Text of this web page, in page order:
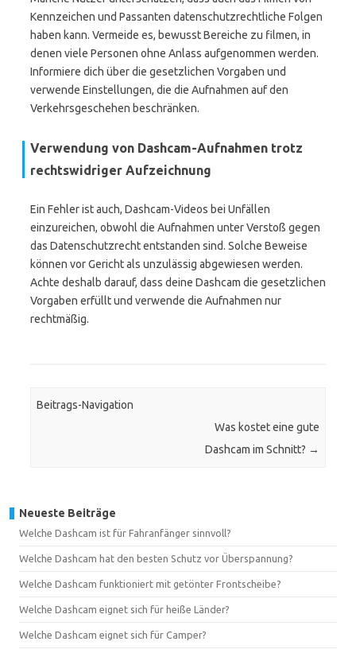
Kennzeichen und Passanten datenschutzrechtliche Folgen
haben kann. Vermeide es, bewusst Bereiche zu filmen, in
denen viele Personen ohne Anlass aufgenommen werden.
Informiere dich über die gesetzlichen Vorgaben und
verwende Einstellungen, die die Aufnahmen auf den
Verkehrsgeschehen beschränken.
Verwendung von Dashcam-Aufnahmen trotz
rechtswidriger Aufzeichnung
Ein Fehler ist auch, Dashcam-Videos bei Unfällen
einzureichen, obwohl die Aufnahmen unter Verstoß gegen
das Datenschutzrecht entstanden sind. Solche Beweise
können vor Gericht als unzulässig abgewiesen werden.
Achte deshalb darauf, dass deine Dashcam die gesetzlichen
Vorgaben erfüllt und verwende die Aufnahmen nur
rechtmäßig.
Beitrags-Navigation
Was kostet eine gute
Dashcam im Schnitt? →
Neueste Beiträge
Welche Dashcam ist für Fahranfänger sinnvoll?
Welche Dashcam hat den besten Schutz vor Überspannung?
Welche Dashcam funktioniert mit getönter Frontscheibe?
Welche Dashcam eignet sich für heiße Länder?
Welche Dashcam eignet sich für Camper?